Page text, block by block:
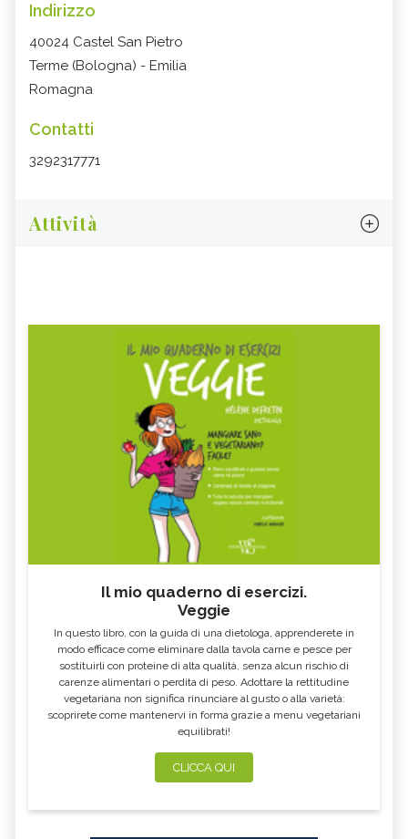
Indirizzo
40024 Castel San Pietro
Terme (Bologna) - Emilia
Romagna
Contatti
3292317771
Attività
Il mio quaderno di esercizi.
Veggie
In questo libro, con la guida di una dietologa, apprenderete in
modo efficace come eliminare dalla tavola carne e pesce per
sostituirli con proteine di alta qualità, senza alcun rischio di
carenze alimentari o perdita di peso. Adottare la rettitudine
vegetariana non significa rinunciare al gusto o alla varietà:
scoprirete come mantenervi in forma grazie a menu vegetariani
equilibrati!
CLICCA QUI